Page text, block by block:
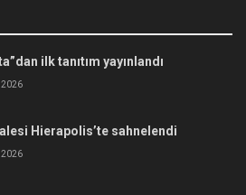
ilk tanıtım yayınlandı
2026
Hierapolis’te sahnelendi
2026